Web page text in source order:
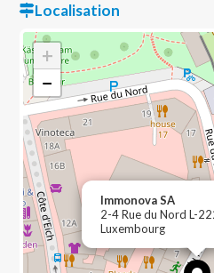
Localisation
Immonova SA
2-4 Rue du Nord L-
Luxembourg
+
−